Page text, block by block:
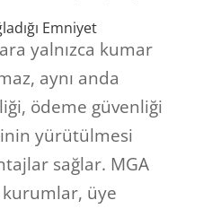
Emniyet
yalnızca kumar
aynı anda
ödeme güvenliği
yürütülmesi
sağlar. MGA
üye